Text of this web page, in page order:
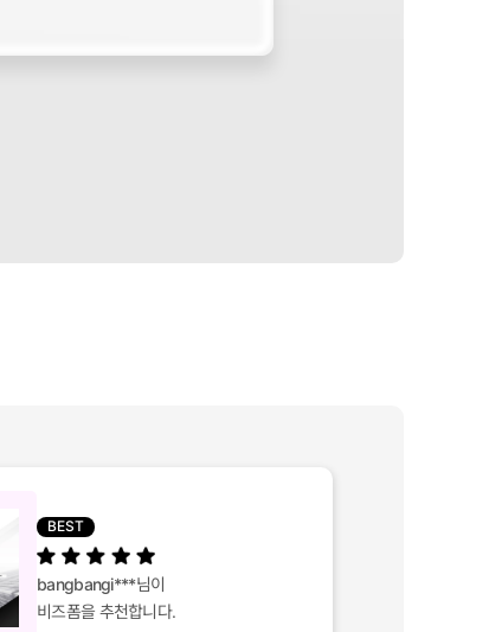
BEST
bangbangi***님이
비즈폼을 추천합니다.